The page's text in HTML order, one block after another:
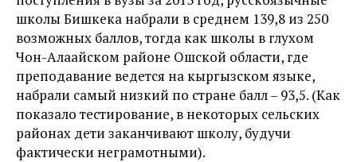
школы Бишкека набрали в среднем 139,8 из 250
возможных баллов, тогда как школы в глухом
Чон-Алаайском районе Ошской области, где
преподавание ведется на кыргызском языке,
набрали самый низкий по стране балл – 93,5. (Как
показало тестирование, в некоторых сельских
районах дети заканчивают школу, будучи
фактически неграмотными).